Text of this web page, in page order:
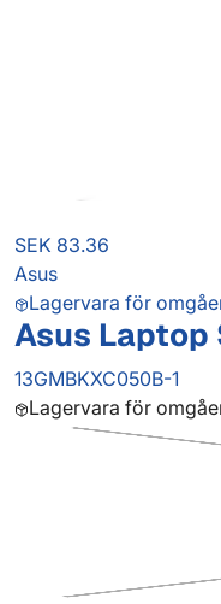
SEK 83.36
Asus
Lagervara för
Asus Laptop
13GMBKXC050B-1
Lagervara för